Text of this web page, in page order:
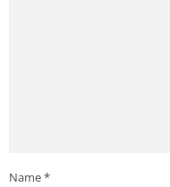
Name*